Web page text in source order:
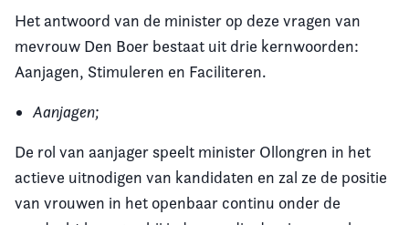
Het antwoord van de minister op deze vragen van
mevrouw Den Boer bestaat uit drie kernwoorden:
Aanjagen, Stimuleren en Faciliteren.
Aanjagen;
De rol van aanjager speelt minister Ollongren in het
actieve uitnodigen van kandidaten en zal ze de positie
van vrouwen in het openbaar continu onder de